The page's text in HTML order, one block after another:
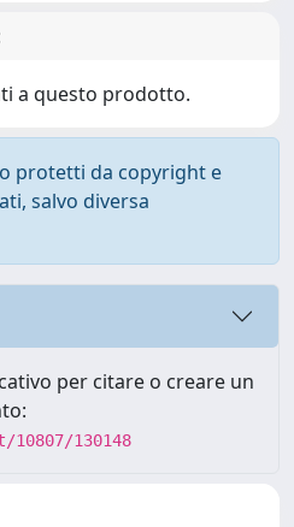
a questo prodotto.
protetti da copyright e
salvo diversa
per citare o creare un
130148